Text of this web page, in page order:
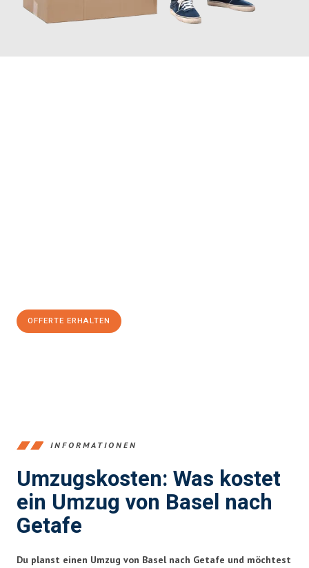
OFFERTE ERHALTEN
INFORMATIONEN
Umzugskosten: Was kostet
ein Umzug von Basel nach
Getafe
Du planst einen Umzug von Basel nach Getafe und möchtest